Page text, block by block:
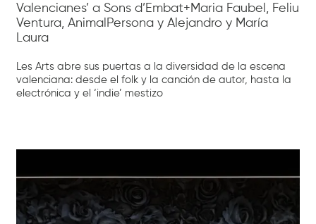
Valencianes’ a Sons d’Embat+Maria Faubel, Feliu
Ventura, AnimalPersona y Alejandro y María
Laura
Les Arts abre sus puertas a la diversidad de la escena
valenciana: desde el folk y la canción de autor, hasta la
electrónica y el ‘indie’ mestizo